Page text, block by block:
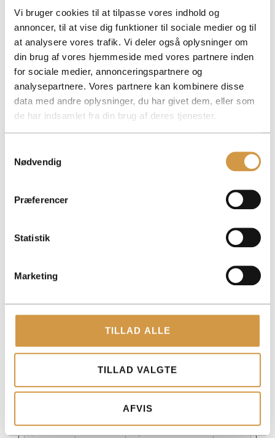
Vi bruger cookies til at tilpasse vores indhold og
annoncer, til at vise dig funktioner til sociale medier og til
at analysere vores trafik. Vi deler også oplysninger om
din brug af vores hjemmeside med vores partnere inden
for sociale medier, annonceringspartnere og
analysepartnere. Vores partnere kan kombinere disse
data med andre oplysninger, du har givet dem, eller som
de har indsamlet fra din brug af deres tjenester.
Nødvendig
Præferencer
Statistik
Marketing
TILLAD ALLE
TILLAD VALGTE
AFVIS
til intern analyse og
statistik.
pys_first_visit
accountview.
dk
Registrerer data af
statistisk karakter over
flere brugeres
navigation på
hjemmesiden. Benyttes
til intern analyse og
7 dage
page
7 dage
statistik.
Session
pys_session_l
accountview.
Registrerer data af
flere brugeres
hjemmesiden. Benyttes
til intern analyse og
statistik.
1 dag